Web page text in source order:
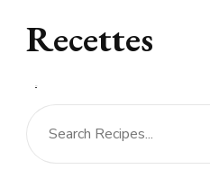
Recettes